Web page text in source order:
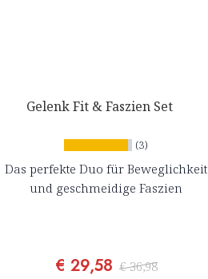
Gelenk Fit & Faszien Set
(3)
Das perfekte Duo für Beweglichkeit
und geschmeidige Faszien
€ 29,58 € 36,98